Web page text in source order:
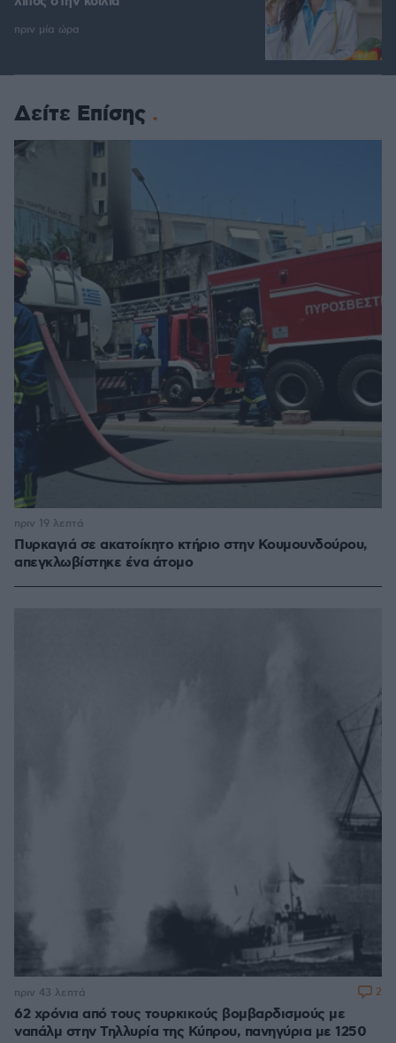
πριν μία ώρα
Δείτε Επίσης
Πυρκαγιά σε ακατοίκητο κτήριο στην Κουμουνδούρου,
απεγκλωβίστηκε ένα άτομο
πριν 19 λεπτά
62 χρόνια από τους τουρκικούς βομβαρδισμούς με
ναπάλμ στην Τηλλυρία της Κύπρου, πανηγύρια με 1250
πριν 43 λεπτά 2